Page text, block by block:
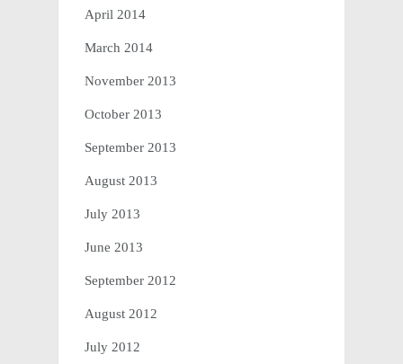
April 2014
March 2014
November 2013
October 2013
September 2013
August 2013
July 2013
June 2013
September 2012
August 2012
July 2012